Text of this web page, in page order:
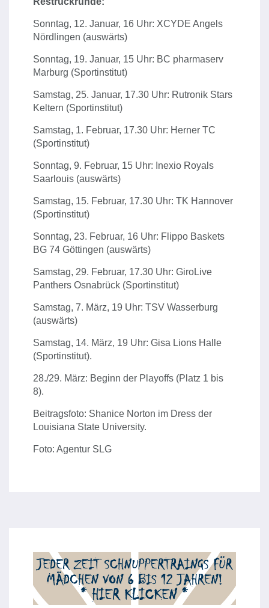
Sonntag, 12. Januar, 16 Uhr: XCYDE Angels
Nördlingen (auswärts)
Sonntag, 19. Januar, 15 Uhr: BC pharmaserv
Marburg (Sportinstitut)
Samstag, 25. Januar, 17.30 Uhr: Rutronik Stars
Keltern (Sportinstitut)
Samstag, 1. Februar, 17.30 Uhr: Herner TC
(Sportinstitut)
Sonntag, 9. Februar, 15 Uhr: Inexio Royals
Saarlouis (auswärts)
Samstag, 15. Februar, 17.30 Uhr: TK Hannover
(Sportinstitut)
Sonntag, 23. Februar, 16 Uhr: Flippo Baskets
BG 74 Göttingen (auswärts)
Samstag, 29. Februar, 17.30 Uhr: GiroLive
Panthers Osnabrück (Sportinstitut)
Samstag, 7. März, 19 Uhr: TSV Wasserburg
(auswärts)
Samstag, 14. März, 19 Uhr: Gisa Lions Halle
(Sportinstitut).
28./29. März: Beginn der Playoffs (Platz 1 bis
8).
Beitragsfoto: Shanice Norton im Dress der
Louisiana State University.
Foto: Agentur SLG